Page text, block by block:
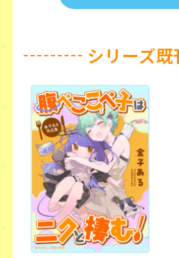
シリーズ